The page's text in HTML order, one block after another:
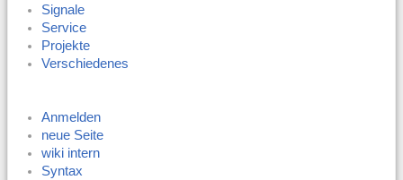
Signale
Service
Projekte
Verschiedenes
Anmelden
neue Seite
wiki intern
Syntax